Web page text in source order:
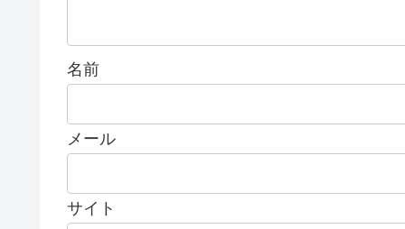
名前
メール
サイト